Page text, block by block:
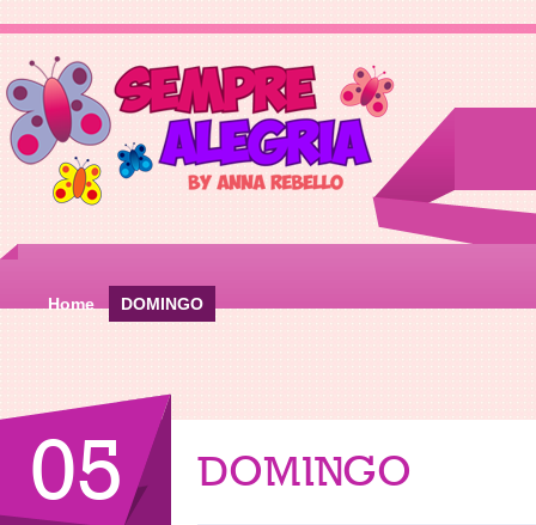
Home DOMINGO
05 DOMINGO